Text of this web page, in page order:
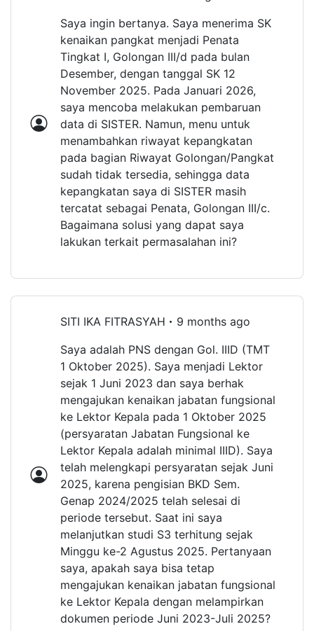
Saya ingin bertanya. Saya menerima SK
kenaikan pangkat menjadi Penata
Tingkat I, Golongan III/d pada bulan
Desember, dengan tanggal SK 12
November 2025. Pada Januari 2026,
saya mencoba melakukan pembaruan
data di SISTER. Namun, menu untuk
menambahkan riwayat kepangkatan
pada bagian Riwayat Golongan/Pangkat
sudah tidak tersedia, sehingga data
kepangkatan saya di SISTER masih
tercatat sebagai Penata, Golongan III/c.
Bagaimana solusi yang dapat saya
lakukan terkait permasalahan ini?
SITI IKA FITRASYAH
9 months ago
Saya adalah PNS dengan Gol. IIID (TMT
1 Oktober 2025). Saya menjadi Lektor
sejak 1 Juni 2023 dan saya berhak
mengajukan kenaikan jabatan fungsional
ke Lektor Kepala pada 1 Oktober 2025
(persyaratan Jabatan Fungsional ke
Lektor Kepala adalah minimal IIID). Saya
telah melengkapi persyaratan sejak Juni
2025, karena pengisian BKD Sem.
Genap 2024/2025 telah selesai di
periode tersebut. Saat ini saya
melanjutkan studi S3 terhitung sejak
Minggu ke-2 Agustus 2025. Pertanyaan
saya, apakah saya bisa tetap
mengajukan kenaikan jabatan fungsional
ke Lektor Kepala dengan melampirkan
dokumen periode Juni 2023-Juli 2025?